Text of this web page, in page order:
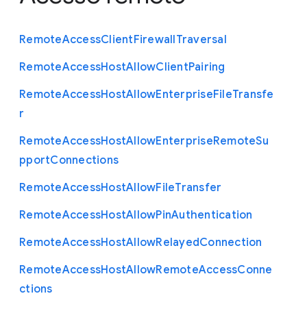
RemoteAccessClientFirewallTraversal
RemoteAccessHostAllowClientPairing
RemoteAccessHostAllowEnterpriseFileTransfe
r
RemoteAccessHostAllowEnterpriseRemoteSu
pportConnections
RemoteAccessHostAllowFileTransfer
RemoteAccessHostAllowPinAuthentication
RemoteAccessHostAllowRelayedConnection
RemoteAccessHostAllowRemoteAccessConne
ctions